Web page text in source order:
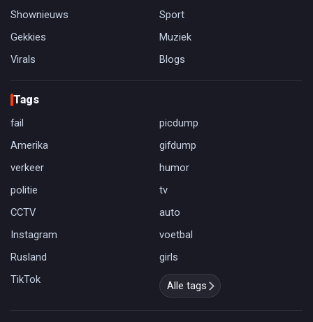
Shownieuws
Sport
Gekkies
Muziek
Virals
Blogs
Tags
fail
picdump
Amerika
gifdump
verkeer
humor
politie
tv
CCTV
auto
Instagram
voetbal
Rusland
girls
TikTok
Alle tags